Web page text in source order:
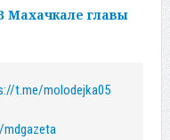
Махачкале главы
t.me/molodejka05